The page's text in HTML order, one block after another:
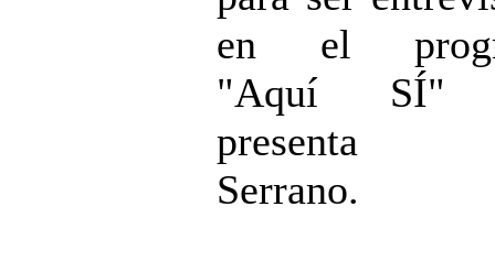
en el
"Aquí SÍ"
presenta
Serrano.